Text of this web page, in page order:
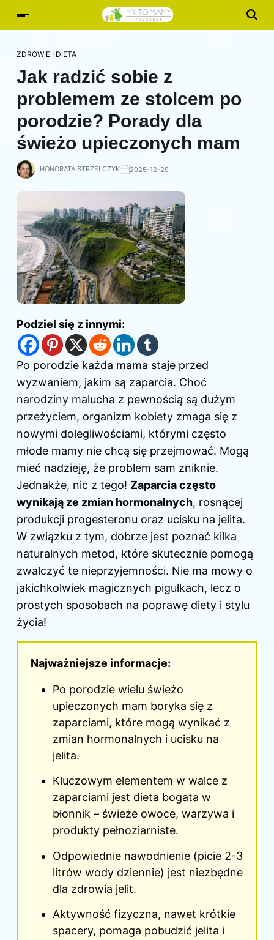
ZDROWIE I DIETA
Jak radzić sobie z
problemem ze stolcem po
porodzie? Porady dla
świeżo upieczonych mam
HONORATA STRZELCZYK 2025-12-29
Podziel się z innymi:
Po porodzie każda mama staje przed
wyzwaniem, jakim są zaparcia. Choć
narodziny malucha z pewnością są dużym
przeżyciem, organizm kobiety zmaga się z
nowymi dolegliwościami, którymi często
młode mamy nie chcą się przejmować. Mogą
mieć nadzieję, że problem sam zniknie.
Jednakże, nic z tego! Zaparcia często
wynikają ze zmian hormonalnych, rosnącej
produkcji progesteronu oraz ucisku na jelita.
W związku z tym, dobrze jest poznać kilka
naturalnych metod, które skutecznie pomogą
zwalczyć te nieprzyjemności. Nie ma mowy o
jakichkolwiek magicznych pigułkach, lecz o
prostych sposobach na poprawę diety i stylu
życia!
Najważniejsze informacje:
Po porodzie wielu świeżo
upieczonych mam boryka się z
zaparciami, które mogą wynikać z
zmian hormonalnych i ucisku na
jelita.
Kluczowym elementem w walce z
zaparciami jest dieta bogata w
błonnik – świeże owoce, warzywa i
produkty pełnoziarniste.
Odpowiednie nawodnienie (picie 2-3
litrów wody dziennie) jest niezbędne
dla zdrowia jelit.
Aktywność fizyczna, nawet krótkie
spacery, pomaga pobudzić jelita i